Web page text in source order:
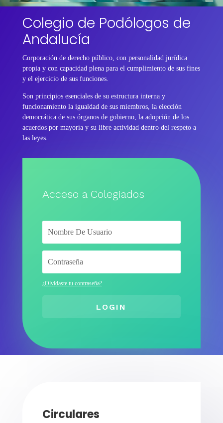
Colegio de Podólogos de
Andalucía
Corporación de derecho público, con personalidad jurídica
propia y con capacidad plena para el cumplimiento de sus fines
y el ejercicio de sus funciones.
Son principios esenciales de su estructura interna y
funcionamiento la igualdad de sus miembros, la elección
democrática de sus órganos de gobierno, la adopción de los
acuerdos por mayoría y su libre actividad dentro del respeto a
las leyes.
Acceso a Colegiados
¿Olvidaste tu contraseña?
LOGIN
Circulares